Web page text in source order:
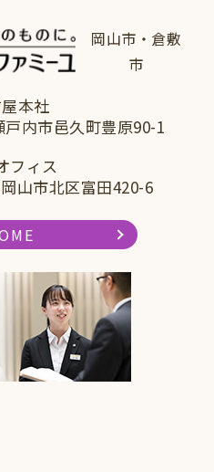
岡山市・倉敷
市
本社
内市邑久町豊原90-1
フィス
山市北区富田420-6